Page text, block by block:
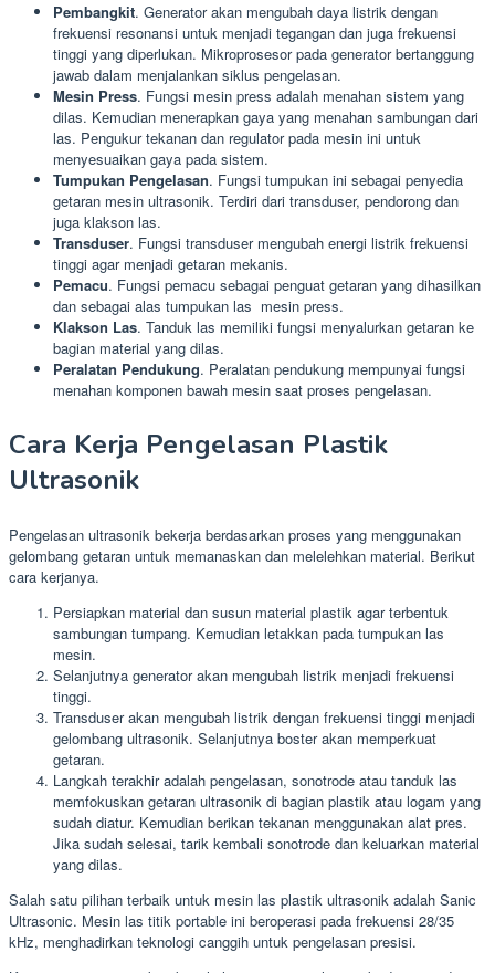
Pembangkit. Generator akan mengubah daya listrik dengan
frekuensi resonansi untuk menjadi tegangan dan juga frekuensi
tinggi yang diperlukan. Mikroprosesor pada generator bertanggung
jawab dalam menjalankan siklus pengelasan.
Mesin Press. Fungsi mesin press adalah menahan sistem yang
dilas. Kemudian menerapkan gaya yang menahan sambungan dari
las. Pengukur tekanan dan regulator pada mesin ini untuk
menyesuaikan gaya pada sistem.
Tumpukan Pengelasan. Fungsi tumpukan ini sebagai penyedia
getaran mesin ultrasonik. Terdiri dari transduser, pendorong dan
juga klakson las.
Transduser. Fungsi transduser mengubah energi listrik frekuensi
tinggi agar menjadi getaran mekanis.
Pemacu. Fungsi pemacu sebagai penguat getaran yang dihasilkan
dan sebagai alas tumpukan las mesin press.
Klakson Las. Tanduk las memiliki fungsi menyalurkan getaran ke
bagian material yang dilas.
Peralatan Pendukung. Peralatan pendukung mempunyai fungsi
menahan komponen bawah mesin saat proses pengelasan.
Cara Kerja Pengelasan Plastik
Ultrasonik
Pengelasan ultrasonik bekerja berdasarkan proses yang menggunakan
gelombang getaran untuk memanaskan dan melelehkan material. Berikut
cara kerjanya.
Persiapkan material dan susun material plastik agar terbentuk
sambungan tumpang. Kemudian letakkan pada tumpukan las
mesin.
Selanjutnya generator akan mengubah listrik menjadi frekuensi
tinggi.
Transduser akan mengubah listrik dengan frekuensi tinggi menjadi
gelombang ultrasonik. Selanjutnya boster akan memperkuat
getaran.
Langkah terakhir adalah pengelasan, sonotrode atau tanduk las
memfokuskan getaran ultrasonik di bagian plastik atau logam yang
sudah diatur. Kemudian berikan tekanan menggunakan alat pres.
Jika sudah selesai, tarik kembali sonotrode dan keluarkan material
yang dilas.
Salah satu pilihan terbaik untuk mesin las plastik ultrasonik adalah Sanic
Ultrasonic. Mesin las titik portable ini beroperasi pada frekuensi 28/35
kHz, menghadirkan teknologi canggih untuk pengelasan presisi.